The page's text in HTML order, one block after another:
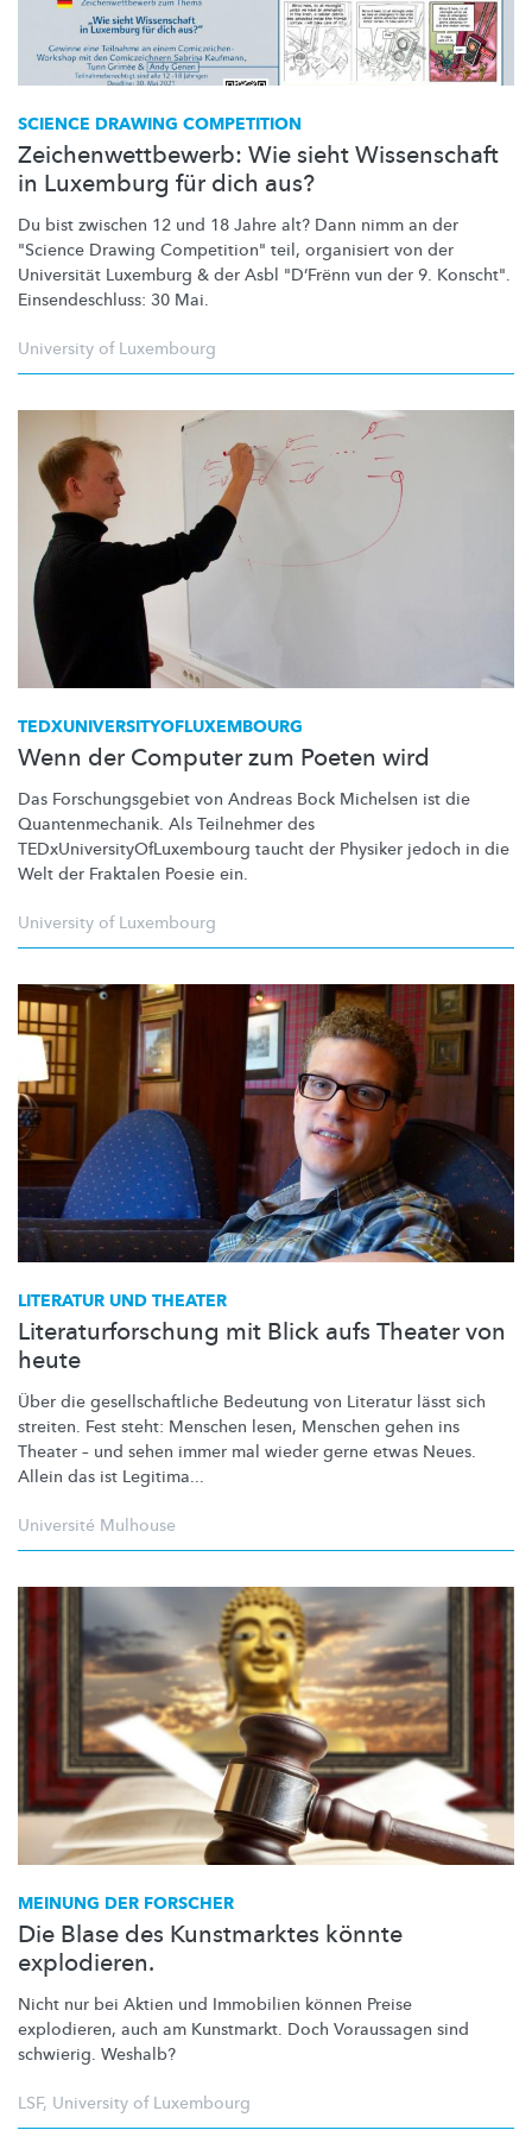
SCIENCE DRAWING COMPETITION
Zeichenwettbewerb: Wie sieht Wissenschaft
in Luxemburg für dich aus?
Du bist zwischen 12 und 18 Jahre alt? Dann nimm an der
"Science Drawing Competition" teil, organisiert von der
Universität Luxemburg & der Asbl "D’Frënn vun der 9. Konscht".
Einsendeschluss: 30 Mai.
University of Luxembourg
TEDXUNIVERSITYOFLUXEMBOURG
Wenn der Computer zum Poeten wird
Das Forschungsgebiet von Andreas Bock Michelsen ist die
Quantenmechanik. Als Teilnehmer des
TEDxUniversityOfLuxembourg taucht der Physiker jedoch in die
Welt der Fraktalen Poesie ein.
University of Luxembourg
LITERATUR UND THEATER
Literaturforschung mit Blick aufs Theater von
heute
Über die gesellschaftliche Bedeutung von Literatur lässt sich
streiten. Fest steht: Menschen lesen, Menschen gehen ins
Theater – und sehen immer mal wieder gerne etwas Neues.
Allein das ist Legitima...
Université Mulhouse
MEINUNG DER FORSCHER
Die Blase des Kunstmarktes könnte
explodieren.
Nicht nur bei Aktien und Immobilien können Preise
explodieren, auch am Kunstmarkt. Doch Voraussagen sind
schwierig. Weshalb?
LSF, University of Luxembourg